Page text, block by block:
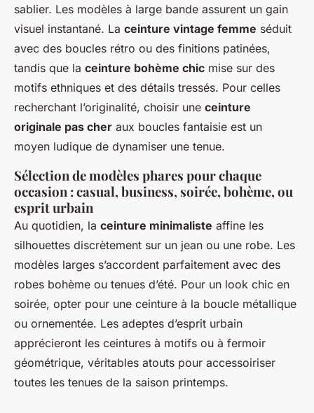
sablier. Les modèles à large bande assurent un gain
visuel instantané. La ceinture vintage femme séduit
avec des boucles rétro ou des finitions patinées,
tandis que la ceinture bohème chic mise sur des
motifs ethniques et des détails tressés. Pour celles
recherchant l’originalité, choisir une ceinture
originale pas cher aux boucles fantaisie est un
moyen ludique de dynamiser une tenue.
Sélection de modèles phares pour chaque
occasion : casual, business, soirée, bohème, ou
esprit urbain
Au quotidien, la ceinture minimaliste affine les
silhouettes discrètement sur un jean ou une robe. Les
modèles larges s’accordent parfaitement avec des
robes bohème ou tenues d’été. Pour un look chic en
soirée, opter pour une ceinture à la boucle métallique
ou ornementée. Les adeptes d’esprit urbain
apprécieront les ceintures à motifs ou à fermoir
géométrique, véritables atouts pour accessoiriser
toutes les tenues de la saison printemps.